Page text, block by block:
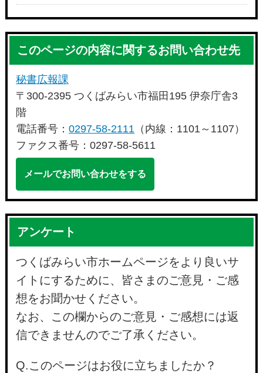
このページの内容に関するお問い合わせ先
秘書広報課
〒300-2395 つくばみらい市福田195 伊奈庁舎3
階
電話番号：0297-58-2111 （内線：1101～1107）
ファクス番号：0297-58-5611
メールでお問い合わせをする
アンケート
つくばみらい市ホームページをより良いサ
イトにするために、皆さまのご意見・ご感
想をお聞かせください。
なお、この欄からのご意見・ご感想には返
信できませんのでご了承ください。
Q.このページはお役に立ちましたか？